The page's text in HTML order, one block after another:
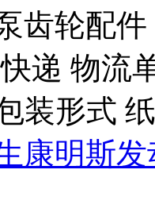
齿轮配
递 物流
装形式
康明斯